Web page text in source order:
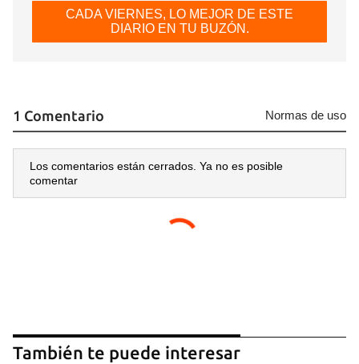
CADA VIERNES, LO MEJOR DE ESTE
DIARIO EN TU BUZÓN.
1 Comentario Normas de uso
Los comentarios están cerrados. Ya no es posible
comentar
También te puede interesar